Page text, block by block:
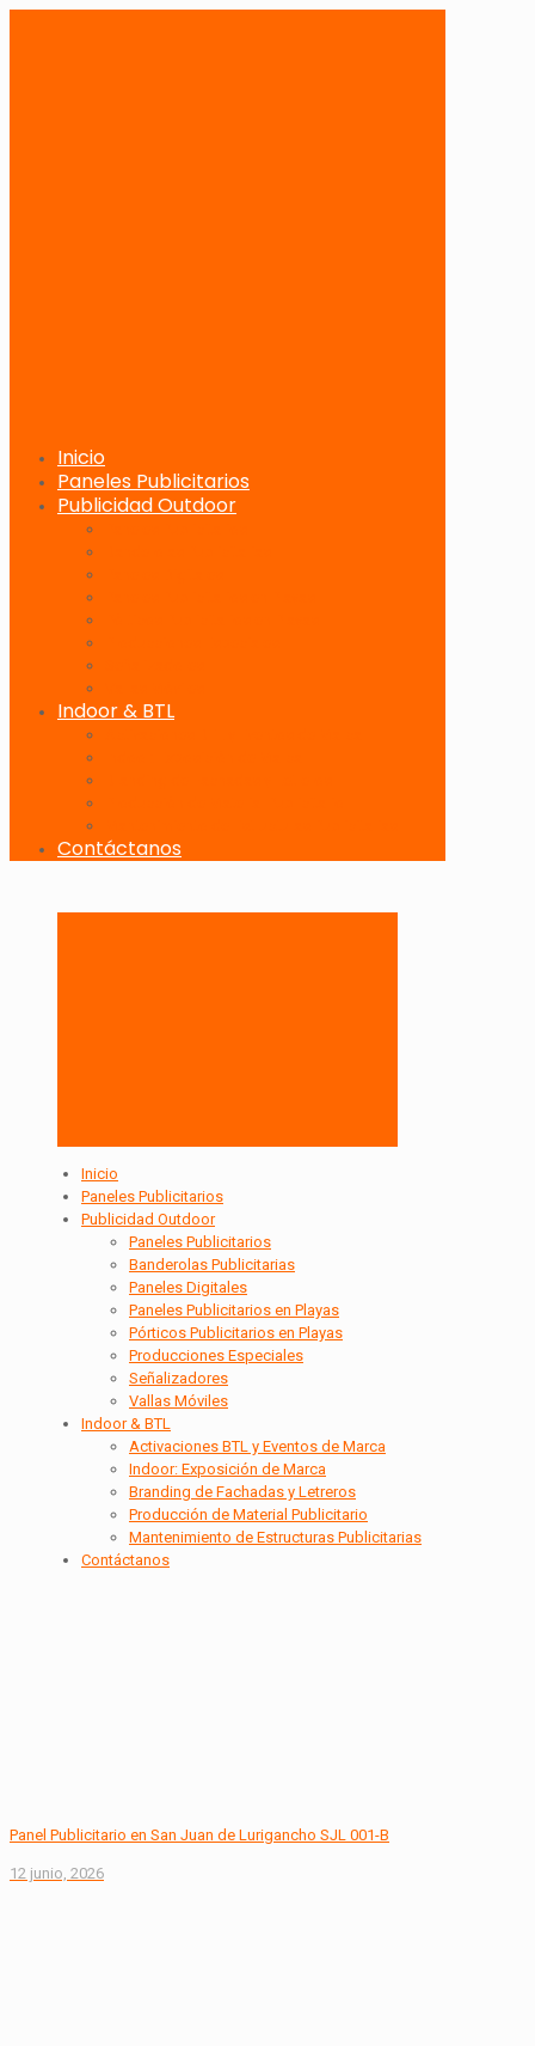
Inicio
Paneles Publicitarios
Publicidad Outdoor
Indoor & BTL
Contáctanos
Inicio
Paneles Publicitarios
Publicidad Outdoor
Paneles Publicitarios
Banderolas Publicitarias
Paneles Digitales
Paneles Publicitarios en Playas
Pórticos Publicitarios en Playas
Producciones Especiales
Señalizadores
Vallas Móviles
Indoor & BTL
Activaciones BTL y Eventos de Marca
Indoor: Exposición de Marca
Branding de Fachadas y Letreros
Producción de Material Publicitario
Mantenimiento de Estructuras Publicitarias
Contáctanos
Panel Publicitario en San Juan de Lurigancho SJL 001-B
12 junio, 2026